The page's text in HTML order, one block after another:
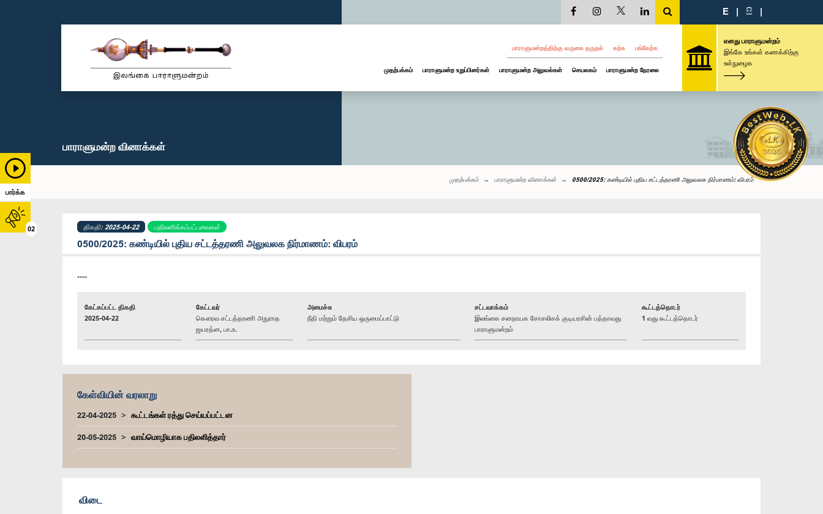
பார்க்க
02
E | සි |
பாராளுமன்றத்திற்கு வருகை தருதல் கற்க பங்கேற்க
முதற்பக்கம் பாராளுமன்ற உறுப்பினர்கள் பாராளுமன்ற அலுவல்கள் செயலகம் பாராளுமன்ற நேரலை
எனது பாராளுமன்றம்
இங்கே உங்கள் கணக்கிற்கு
உள்நுழைக
பாராளுமன்ற வினாக்கள்
முதற்பக்கம் பாராளுமன்ற வினாக்கள் 0500/2025: கண்டியில் புதிய சட்டத்தரணி அலுவலக நிர்மாணம்: விபரம்
திகதி: 2025-04-22 பதிலளிக்கப்பட்டவைகள்
0500/2025: கண்டியில் புதிய சட்டத்தரணி அலுவலக நிர்மாணம்: விபரம்
----
கேட்கப்பட்ட திகதி
2025-04-22
கேட்டவர்
கௌரவ சட்டத்தரணி அநுராத
ஜயரத்ன, பா.உ.
அமைச்சு
நீதி மற்றும் தேசிய ஒருமைப்பாட்டு
சட்டவாக்கம்
இலங்கை சனநாயக சோசலிசக் குடியரசின் பத்தாவது
பாராளுமன்றம்
கூட்டத்தொடர்
1 வது கூட்டத்தொடர்
கேள்வியின் வரலாறு
22-04-2025
கூட்டங்கள் ரத்து செய்யப்பட்டன
20-05-2025
வாய்மொழியாக பதிலளித்தார்
விடை